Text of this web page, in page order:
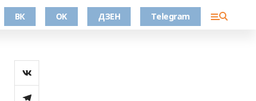
ВК OK ДЗЕН Telegram